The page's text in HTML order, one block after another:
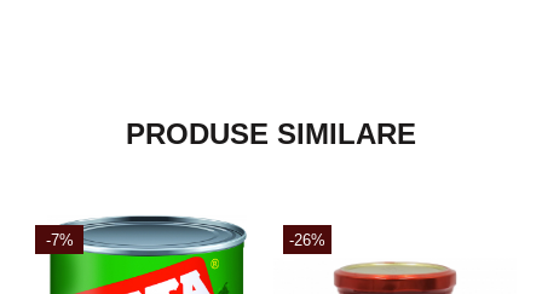
PRODUSE SIMILARE
-7% -26%